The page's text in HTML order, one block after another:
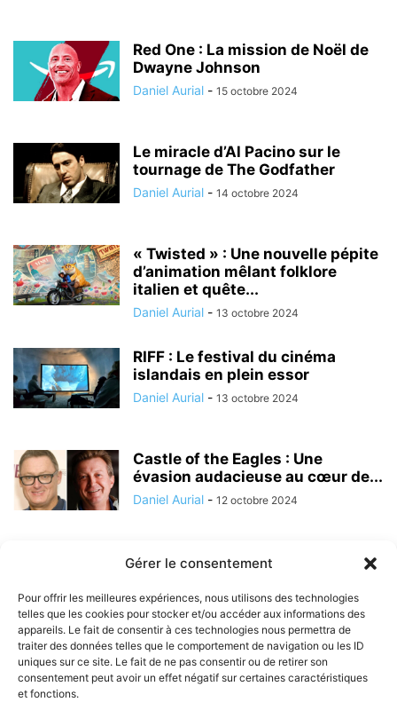
Gérer le consentement
Pour offrir les meilleures expériences, nous utilisons des technologies
telles que les cookies pour stocker et/ou accéder aux informations des
appareils. Le fait de consentir à ces technologies nous permettra de
traiter des données telles que le comportement de navigation ou les ID
uniques sur ce site. Le fait de ne pas consentir ou de retirer son
consentement peut avoir un effet négatif sur certaines caractéristiques
et fonctions.
Red One : La mission de Noël de
Dwayne Johnson
Daniel Aurial - 15 octobre 2024
Le miracle d’Al Pacino sur le
tournage de The Godfather
Daniel Aurial - 14 octobre 2024
« Twisted » : Une nouvelle pépite
d’animation mêlant folklore
italien et quête...
Daniel Aurial - 13 octobre 2024
RIFF : Le festival du cinéma
islandais en plein essor
Daniel Aurial - 13 octobre 2024
Castle of the Eagles : Une
évasion audacieuse au cœur de...
Daniel Aurial - 12 octobre 2024